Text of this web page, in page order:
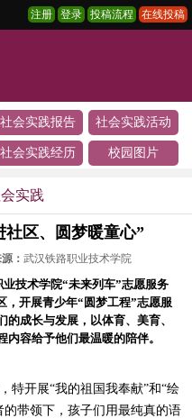
注册 登录 投稿流程 在线投稿
社会实践报告 社会实践活动
社会实践经历 校园图片
实践
区、圆梦暖童心”
： 武汉铁路职业技术学院
技术学院“未来列车”志愿服务
，开展青少年“圆梦工程”志愿服
成长与发展，以体育、美育、
容给予他们最温暖的陪伴。
特开展“我的祖国我奉献”和“绘
带领下，孩子们用最纯真的语